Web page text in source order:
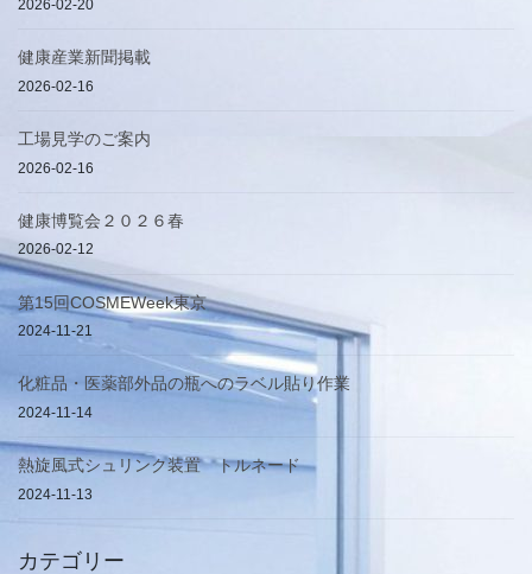
2026-02-20
健康産業新聞掲載
2026-02-16
工場見学のご案内
2026-02-16
健康博覧会２０２６春
2026-02-12
第15回COSMEWeek東京
2024-11-21
化粧品・医薬部外品の瓶へのラベル貼り作業
2024-11-14
熱旋風式シュリンク装置 トルネード
2024-11-13
カテゴリー